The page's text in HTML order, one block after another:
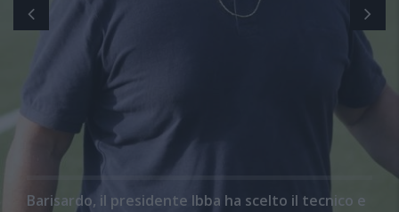
Barisardo, il presidente Ibba ha scelto il tecnico e